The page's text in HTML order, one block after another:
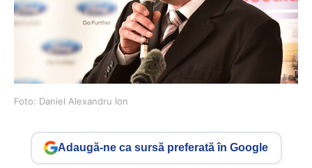
Foto: Daniel Alexandru Ion
Adaugă-ne ca sursă preferată în Google